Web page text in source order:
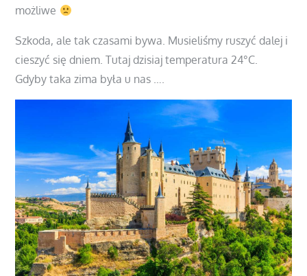
możliwe
Szkoda, ale tak czasami bywa. Musieliśmy ruszyć dalej i
cieszyć się dniem. Tutaj dzisiaj temperatura 24°C.
Gdyby taka zima była u nas ….